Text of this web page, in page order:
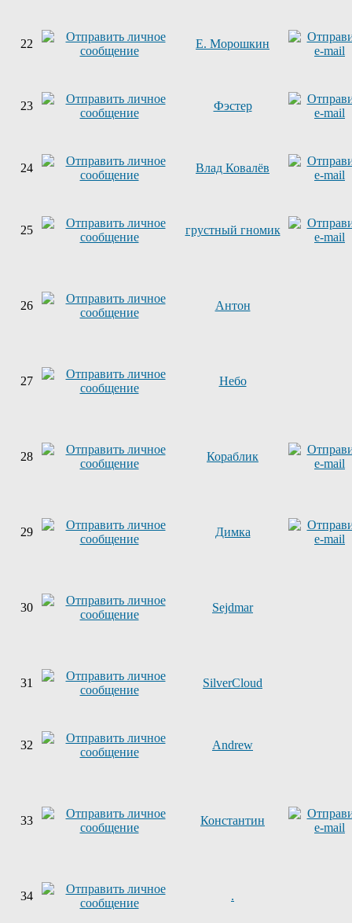
22 Е. Морошкин
23 Фэстер
24 Влад Ковалёв
25 грустный гномик
26 Антон
27 Небо
28 Кораблик
29 Димка
30 Sejdmar
31 SilverCloud
32 Andrew
33 Константин
34 .